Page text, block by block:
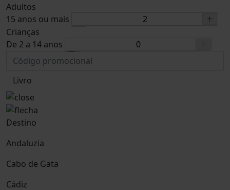
Adultos
15 anos ou mais
Crianças
De 2 a 14 anos
Livro
Destino
Andaluzia
Cabo de Gata
Cádiz